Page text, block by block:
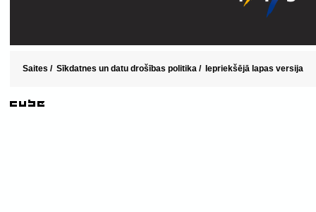
Saites / Sīkdatnes un datu drošības politika / Iepriekšējā lapas versija